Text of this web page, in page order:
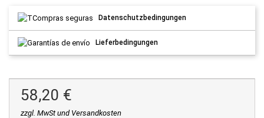
Datenschutzbedingungen
Lieferbedingungen
58,20 €
zzgl. MwSt und Versandkosten